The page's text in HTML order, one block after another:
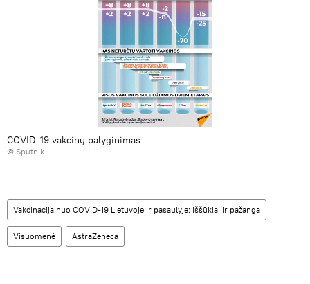
COVID-19 vakcinų palyginimas
© Sputnik
Vakcinacija nuo COVID-19 Lietuvoje ir pasaulyje: iššūkiai ir pažanga
Visuomenė AstraZeneca